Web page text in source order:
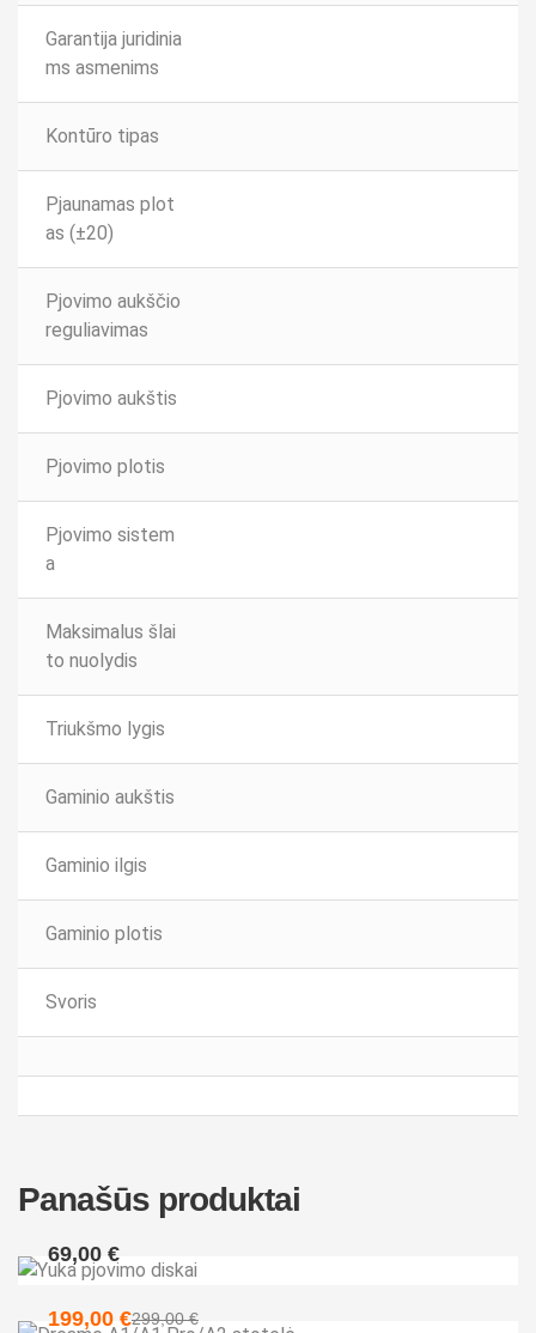
Garantija juridinia
ms asmenims
Kontūro tipas
Pjaunamas plot
as (±20)
Pjovimo aukščio
reguliavimas
Pjovimo aukštis
Pjovimo plotis
Pjovimo sistem
a
Maksimalus šlai
to nuolydis
Triukšmo lygis
Gaminio aukštis
Gaminio ilgis
Gaminio plotis
Svoris
Panašūs produktai
69,00 €
299,00€
199,00 €